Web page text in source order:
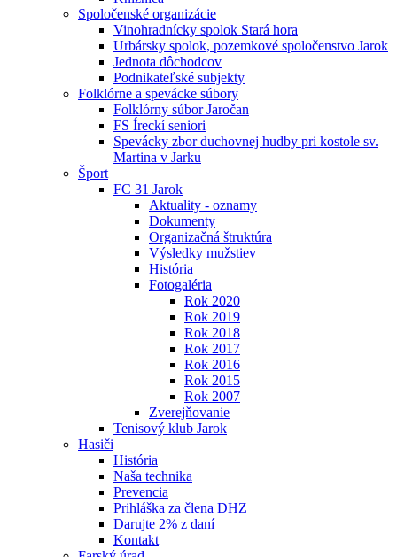
Spoločenské organizácie
Vinohradnícky spolok Stará hora
Urbársky spolok, pozemkové spoločenstvo Jarok
Jednota dôchodcov
Podnikateľské subjekty
Folklórne a spevácke súbory
Folklórny súbor Jaročan
FS Íreckí seniori
Spevácky zbor duchovnej hudby pri kostole sv.
Martina v Jarku
Šport
FC 31 Jarok
Aktuality - oznamy
Dokumenty
Organizačná štruktúra
Výsledky mužstiev
História
Fotogaléria
Rok 2020
Rok 2019
Rok 2018
Rok 2017
Rok 2016
Rok 2015
Rok 2007
Zverejňovanie
Tenisový klub Jarok
Hasiči
História
Naša technika
Prevencia
Prihláška za člena DHZ
Darujte 2% z daní
Kontakt